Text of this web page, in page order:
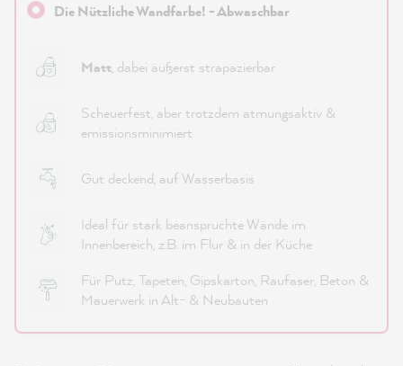
Die Nützliche Wandfarbe! - Abwaschbar
Matt, dabei äußerst strapazierbar
Scheuerfest, aber trotzdem atmungsaktiv &
emissionsminimiert
Gut deckend, auf Wasserbasis
Ideal für stark beanspruchte Wände im
Innenbereich, z.B. im Flur & in der Küche
Für Putz, Tapeten, Gipskarton, Raufaser, Beton &
Mauerwerk in Alt- & Neubauten